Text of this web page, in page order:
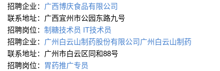
招聘企业： 广西博庆食品有限公司
联系地址：广西宜州市公园东路九号
招聘岗位： 制糖技术员 IT技术员
招聘企业： 广州白云山制药股份有限公司广州白云山制药
联系地址：广州市白云区同和88号
招聘岗位： 胃药推广专员